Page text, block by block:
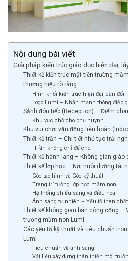
Nội dung bài viết
Giải pháp kiến trúc giáo dục hiện đại,
Thiết kế kiến trúc mặt tiền trường
thương hiệu rõ ràng
Hình khối kiến trúc hiện đại, cân đối
Logo Lumi – Nhấn mạnh thông điệp
Sảnh đón tiếp (Reception) – Điểm
Khu vực chờ cho phụ huynh
Khu vui chơi vận động liên hoàn
Thiết kế trần – Chi tiết nhỏ tạo trải
Trần không chỉ để che
Thiết kế hành lang – Không gian giáo
Thiết kế lớp học – Nơi nuôi dưỡng tài
Góc tạo hình và Góc kỹ thuật
Trang trí tường lớp học mầm non
Hệ thống chiếu sáng và điều hòa
Ánh sáng tự nhiên – Yếu tố then chốt
Thiết kế không gian bán công cộng –
trường mầm non Lumi
Các yếu tố kỹ thuật và tiêu chuẩn
Lumi
Tiêu chuẩn về ánh sáng
Vật liệu xây dựng thân thiện môi